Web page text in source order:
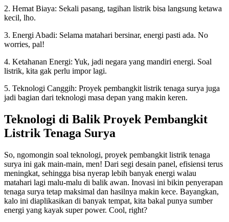
2. Hemat Biaya: Sekali pasang, tagihan listrik bisa langsung ketawa
kecil, lho.
3. Energi Abadi: Selama matahari bersinar, energi pasti ada. No
worries, pal!
4. Ketahanan Energi: Yuk, jadi negara yang mandiri energi. Soal
listrik, kita gak perlu impor lagi.
5. Teknologi Canggih: Proyek pembangkit listrik tenaga surya juga
jadi bagian dari teknologi masa depan yang makin keren.
Teknologi di Balik Proyek Pembangkit
Listrik Tenaga Surya
So, ngomongin soal teknologi, proyek pembangkit listrik tenaga
surya ini gak main-main, men! Dari segi desain panel, efisiensi terus
meningkat, sehingga bisa nyerap lebih banyak energi walau
matahari lagi malu-malu di balik awan. Inovasi ini bikin penyerapan
tenaga surya tetap maksimal dan hasilnya makin kece. Bayangkan,
kalo ini diaplikasikan di banyak tempat, kita bakal punya sumber
energi yang kayak super power. Cool, right?